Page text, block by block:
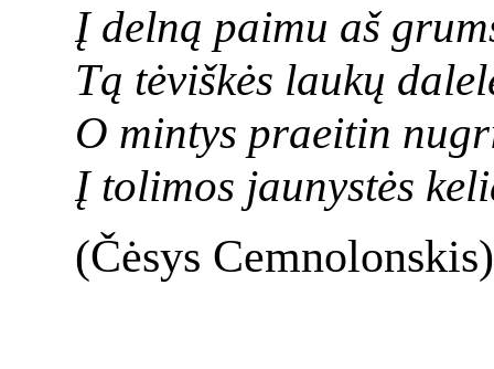
Į delną paimu aš
Tą tėviškės laukų
O mintys praeitin
Į tolimos jaunystės
(Čėsys Cemnolonskis)